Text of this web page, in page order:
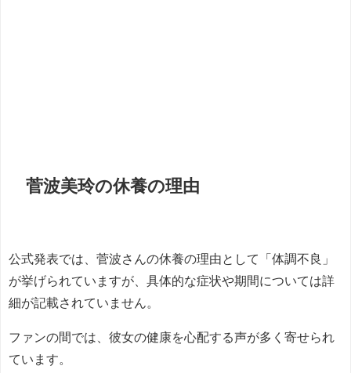
菅波美玲の休養の理由
公式発表では、菅波さんの休養の理由として「体調不良」
が挙げられていますが、具体的な症状や期間については詳
細が記載されていません。
ファンの間では、彼女の健康を心配する声が多く寄せられ
ています。